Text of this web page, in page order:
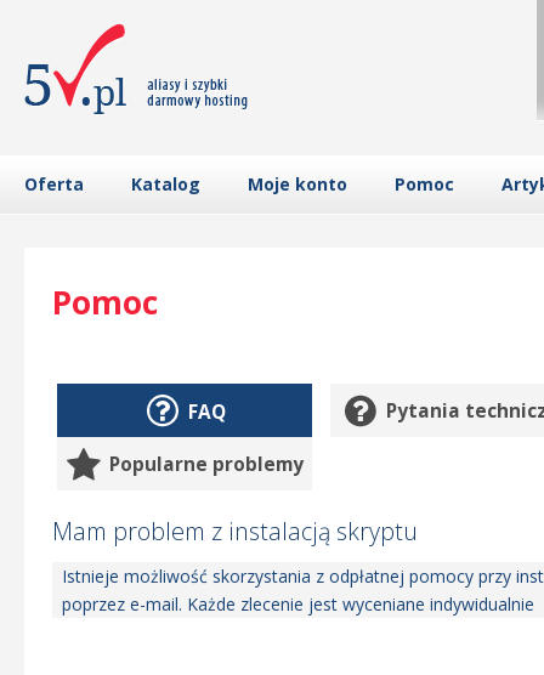
Oferta Katalog Moje konto Pomoc
Pomoc
FAQ Pytania
Popularne problemy
Mam problem z instalacją skryptu
Istnieje możliwość skorzystania z odpłatnej pomocy przy
poprzez e-mail. Każde zlecenie jest wyceniane indywidualnie